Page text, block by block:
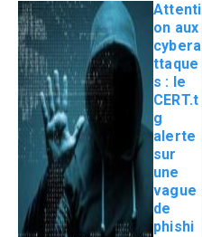
Attenti
on aux
cybera
ttaque
s : le
CERT.t
g
alerte
sur
une
vague
de
phishi